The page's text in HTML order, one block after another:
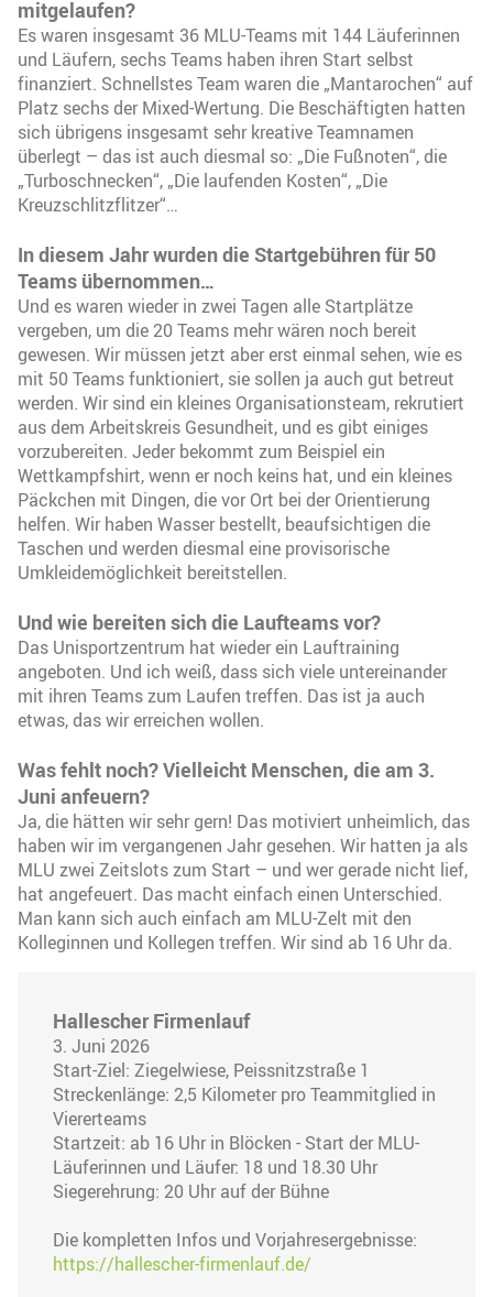
mitgelaufen?
Es waren insgesamt 36 MLU-Teams mit 144 Läuferinnen
und Läufern, sechs Teams haben ihren Start selbst
finanziert. Schnellstes Team waren die „Mantarochen“ auf
Platz sechs der Mixed-Wertung. Die Beschäftigten hatten
sich übrigens insgesamt sehr kreative Teamnamen
überlegt – das ist auch diesmal so: „Die Fußnoten“, die
„Turboschnecken“, „Die laufenden Kosten“, „Die
Kreuzschlitzflitzer“…
In diesem Jahr wurden die Startgebühren für 50
Teams übernommen…
Und es waren wieder in zwei Tagen alle Startplätze
vergeben, um die 20 Teams mehr wären noch bereit
gewesen. Wir müssen jetzt aber erst einmal sehen, wie es
mit 50 Teams funktioniert, sie sollen ja auch gut betreut
werden. Wir sind ein kleines Organisationsteam, rekrutiert
aus dem Arbeitskreis Gesundheit, und es gibt einiges
vorzubereiten. Jeder bekommt zum Beispiel ein
Wettkampfshirt, wenn er noch keins hat, und ein kleines
Päckchen mit Dingen, die vor Ort bei der Orientierung
helfen. Wir haben Wasser bestellt, beaufsichtigen die
Taschen und werden diesmal eine provisorische
Umkleidemöglichkeit bereitstellen.
Und wie bereiten sich die Laufteams vor?
Das Unisportzentrum hat wieder ein Lauftraining
angeboten. Und ich weiß, dass sich viele untereinander
mit ihren Teams zum Laufen treffen. Das ist ja auch
etwas, das wir erreichen wollen.
Was fehlt noch? Vielleicht Menschen, die am 3.
Juni anfeuern?
Ja, die hätten wir sehr gern! Das motiviert unheimlich, das
haben wir im vergangenen Jahr gesehen. Wir hatten ja als
MLU zwei Zeitslots zum Start – und wer gerade nicht lief,
hat angefeuert. Das macht einfach einen Unterschied.
Man kann sich auch einfach am MLU-Zelt mit den
Kolleginnen und Kollegen treffen. Wir sind ab 16 Uhr da.
Hallescher Firmenlauf
3. Juni 2026
Start-Ziel: Ziegelwiese, Peissnitzstraße 1
Streckenlänge: 2,5 Kilometer pro Teammitglied in
Viererteams
Startzeit: ab 16 Uhr in Blöcken - Start der MLU-
Läuferinnen und Läufer: 18 und 18.30 Uhr
Siegerehrung: 20 Uhr auf der Bühne
Die kompletten Infos und Vorjahresergebnisse:
https://hallescher-firmenlauf.de/